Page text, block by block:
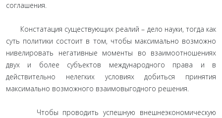
соглашения.
Констатация существующих реалий – дело науки, тогда как
суть политики состоит в том, чтобы максимально возможно
нивелировать негативные моменты во взаимоотношениях
двух и более субъектов международного права и в
действительно нелегких условиях добиться принятия
максимально возможного взаимовыгодного решения.
Чтобы проводить успешную внешнеэкономическую